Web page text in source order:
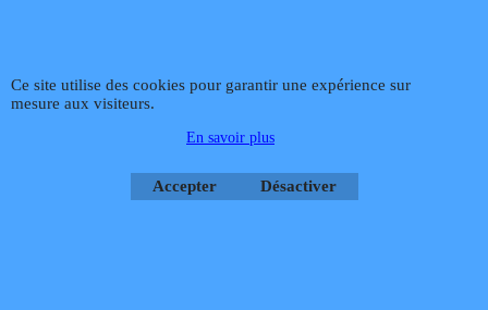
Rétractation
Boutique en ligne créés
Ce site utilise des cookies pour garantir une expérience sur
mesure aux visiteurs.
En savoir plus
Accepter Désactiver